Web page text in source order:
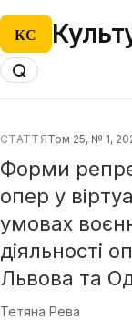
КС
СТАТТЯТом 25, № 1,
Форми
опер у
умовах
діяльності
Львова та
Тетяна Рева